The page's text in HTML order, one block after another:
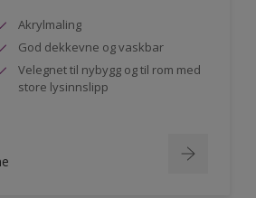
Akrylmaling
God dekkevne og vaskbar
Velegnet til nybygg og til rom med
store lysinnslipp